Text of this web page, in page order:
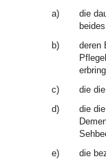
a)
die
b)
deren
c)
die
d)
die
e)
die